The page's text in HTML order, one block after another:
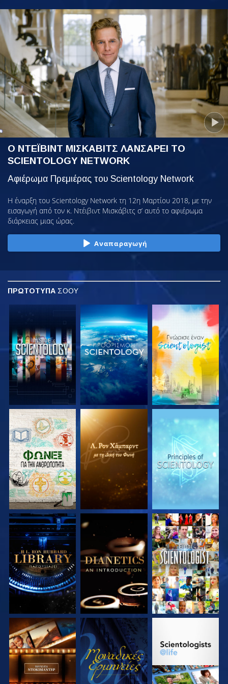
Ο ΝΤΕΪΒΙΝΤ ΜΙΣΚΑΒΙΤΣ ΛΑΝΣΑΡΕΙ ΤΟ
SCIENTOLOGY NETWORK
Αφιέρωμα Πρεμιέρας του Scientology Network
Η έναρξη του Scientology Network τη 12η Μαρτίου 2018, με την
εισαγωγή από τον κ. Ντέιβιντ Μισκάβιτς σ’ αυτό το αφιέρωμα
διάρκειας μιας ώρας.
Αναπαραγωγή
ΠΡΩΤΟΤΥΠΑ ΣΟΟΥ
ΕΞΕΡΕΥΝΗΣΤΕ ΤΗ
ΣΕΙΡΑ
ΕΞΕΡΕΥΝΗΣΤΕ ΤΗ
ΣΕΙΡΑ
ΕΞΕΡΕΥΝΗΣΤΕ ΤΗ
ΣΕΙΡΑ
ΕΞΕΡΕΥΝΗΣΤΕ ΤΗ
ΣΕΙΡΑ
ΕΞΕΡΕΥΝΗΣΤΕ ΤΗ
ΣΕΙΡΑ
ΠΑΡΑΚΟΛΟΥΘΗΣΤΕ
ΕΞΕΡΕΥΝΗΣΤΕ ΤΗ
ΣΕΙΡΑ
ΠΑΡΑΚΟΛΟΥΘΗΣΤΕ
ΕΞΕΡΕΥΝΗΣΤΕ ΤΗ